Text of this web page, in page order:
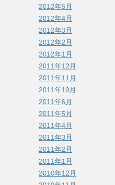
2012年5月
2012年4月
2012年3月
2012年2月
2012年1月
2011年12月
2011年11月
2011年10月
2011年6月
2011年5月
2011年4月
2011年3月
2011年2月
2011年1月
2010年12月